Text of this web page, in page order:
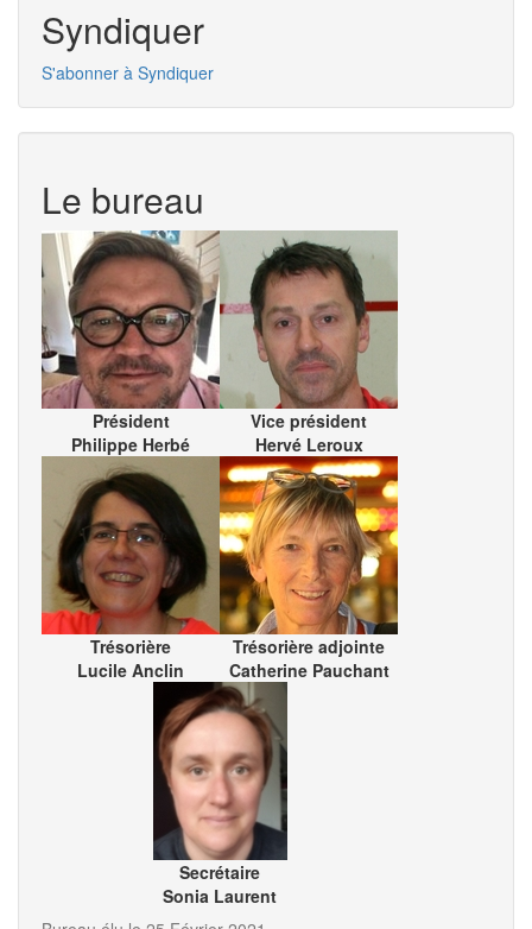
Syndiquer
S'abonner à Syndiquer
Le bureau
Président
Philippe Herbé
Vice président
Hervé Leroux
Trésorière
Lucile Anclin
Trésorière adjointe
Catherine Pauchant
Secrétaire
Sonia Laurent